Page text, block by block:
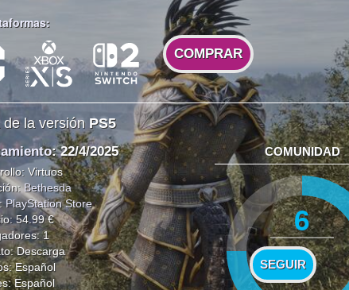
COMPRAR
la versión PS5
: 22/4/2025
Virtuos
Bethesda
PlayStation Store
54.99 €
1
Descarga
Español
Español
COMUNIDAD
6
SEGUIR